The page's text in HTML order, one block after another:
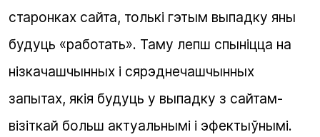
старонках сайта, толькі гэтым выпадку яны
будуць «работать». Таму лепш спыніцца на
нізкачашчынных і сярэднечашчынных
запытах, якія будуць у выпадку з сайтам-
візіткай больш актуальнымі і эфектыўнымі.